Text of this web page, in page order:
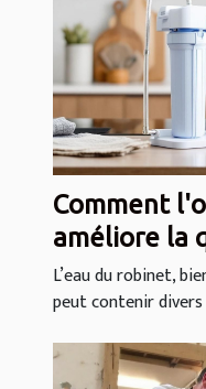
Comment
améliore la
eau
L’eau du robinet,
peut contenir